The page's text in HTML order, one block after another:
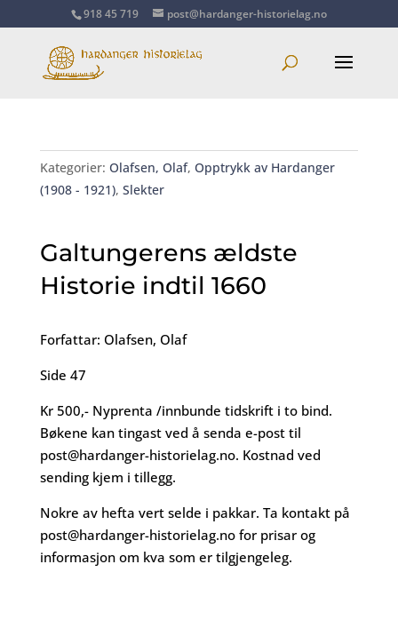
918 45 719 post@hardanger-historielag.no
Kategorier: Olafsen, Olaf, Opptrykk av Hardanger
(1908 - 1921), Slekter
Galtungerens ældste
Historie indtil 1660
Forfattar: Olafsen, Olaf
Side 47
Kr 500,- Nyprenta /innbunde tidskrift i to bind.
Bøkene kan tingast ved å senda e-post til
post@hardanger-historielag.no. Kostnad ved
sending kjem i tillegg.
Nokre av hefta vert selde i pakkar. Ta kontakt på
post@hardanger-historielag.nofor prisar og
informasjon om kva som er tilgjengeleg.